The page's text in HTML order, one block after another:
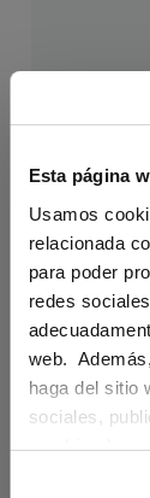
Esta página
Usamos
relacionada
para poder
redes
web.
haga del sitio
sociales,
combinarla
Are
Our